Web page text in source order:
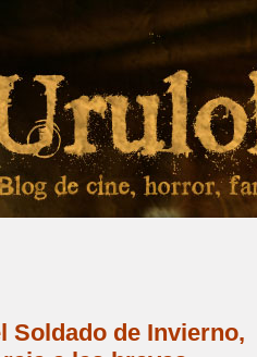
Soldado de Invierno,